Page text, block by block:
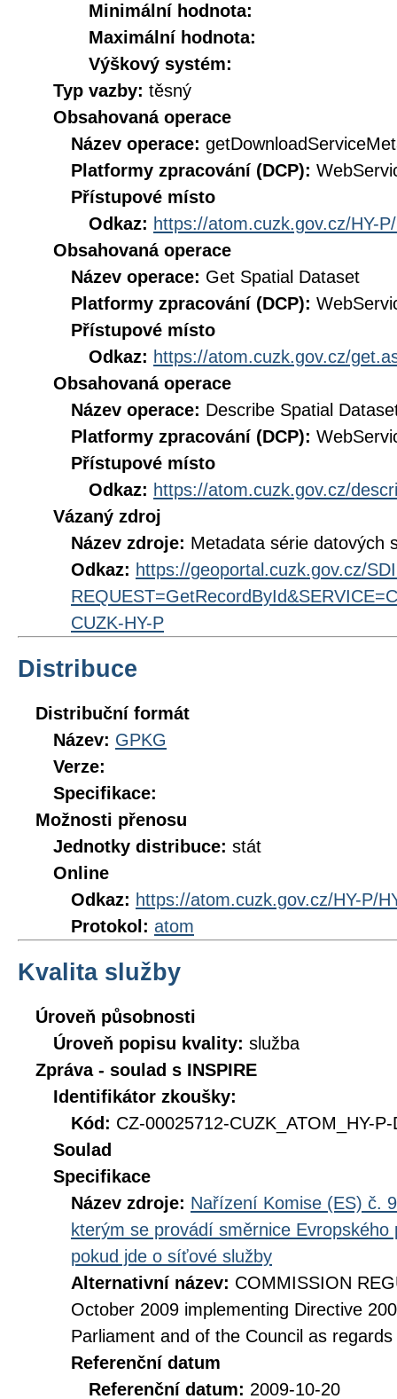
Minimální hodnota:
Maximální hodnota:
Výškový systém:
Typ vazby: těsný
Obsahovaná operace
Název operace:
Platformy zpracování (DCP):
Přístupové místo
Odkaz: https://atom.cuzk.gov.cz/HY-
Obsahovaná operace
Název operace: Get Spatial Dataset
Platformy zpracování (DCP):
Přístupové místo
Odkaz: https://atom.cuzk.gov.cz/
Obsahovaná operace
Název operace: Describe Spatial
Platformy zpracování (DCP):
Přístupové místo
Odkaz: https://atom.cuzk.gov.cz/
Vázaný zdroj
Název zdroje: Metadata série datových
Odkaz: https://geoportal.cuzk.gov.cz/
CUZK-HY-P
Distribuce
Distribuční formát
Název: GPKG
Verze:
Specifikace:
Možnosti přenosu
Jednotky distribuce: stát
Online
Odkaz: https://atom.cuzk.gov.cz/HY-P/
Protokol: atom
Kvalita služby
Úroveň působnosti
Úroveň popisu kvality: služba
Zpráva - soulad s INSPIRE
Identifikátor zkoušky:
Kód: CZ-00025712-CUZK_ATOM_HY-
Soulad
Specifikace
Název zdroje: Nařízení Komise (ES) č.
kterým se provádí směrnice
pokud jde o síťové služby
Alternativní název: COMMISSION
October 2009 implementing Directive
Parliament and of the Council as
Referenční datum
Referenční datum: 2009-10-20